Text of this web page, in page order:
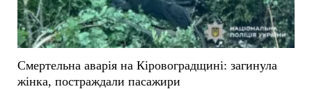
Смертельна аварія на Кіровоградщині: загинула
жінка, постраждали пасажири